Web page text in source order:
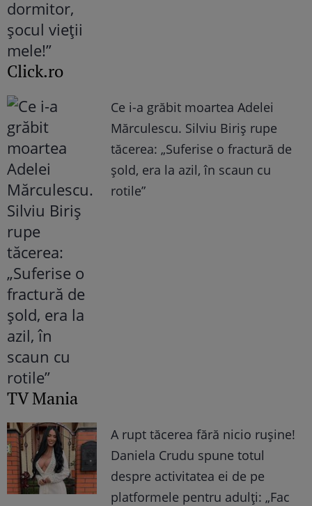
Click.ro
Ce i-a grăbit moartea Adelei
Mărculescu. Silviu Biriș rupe
tăcerea: „Suferise o fractură de
șold, era la azil, în scaun cu
rotile”
TV Mania
A rupt tăcerea fără nicio rușine!
Daniela Crudu spune totul
despre activitatea ei de pe
platformele pentru adulți: „Fac